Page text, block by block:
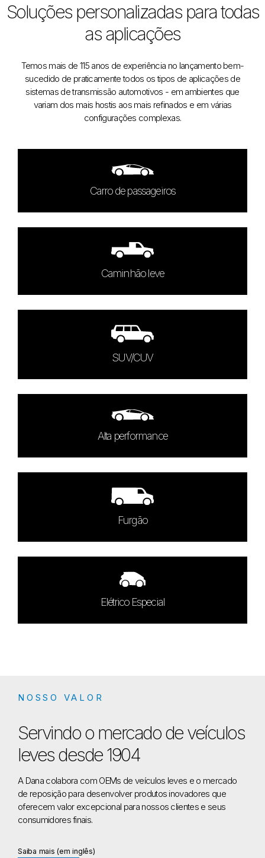
Soluções personalizadas para todas
as aplicações
Temos mais de 115 anos de experiência no lançamento bem-
sucedido de praticamente todos os tipos de aplicações de
sistemas de transmissão automotivos - em ambientes que
variam dos mais hostis aos mais refinados e em várias
configurações complexas.
Carro de passageiros
Caminhão leve
SUV/CUV
Alta performance
Furgão
Elétrico Especial
NOSSO VALOR
Servindo o mercado de veículos
leves desde 1904
A Dana colabora com OEMs de veículos leves e o mercado
de reposição para desenvolver produtos inovadores que
oferecem valor excepcional para nossos clientes e seus
consumidores finais.
Saiba mais (em inglês)about Serving the Light Vehicle Market Since